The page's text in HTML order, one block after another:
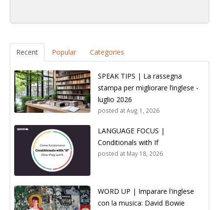
Recent Popular Categories
SPEAK TIPS | La rassegna
stampa per migliorare l’inglese -
luglio 2026
posted atAug 1, 2026
LANGUAGE FOCUS |
Conditionals with If
posted at May 18, 2026
WORD UP | Imparare l'inglese
con la musica: David Bowie